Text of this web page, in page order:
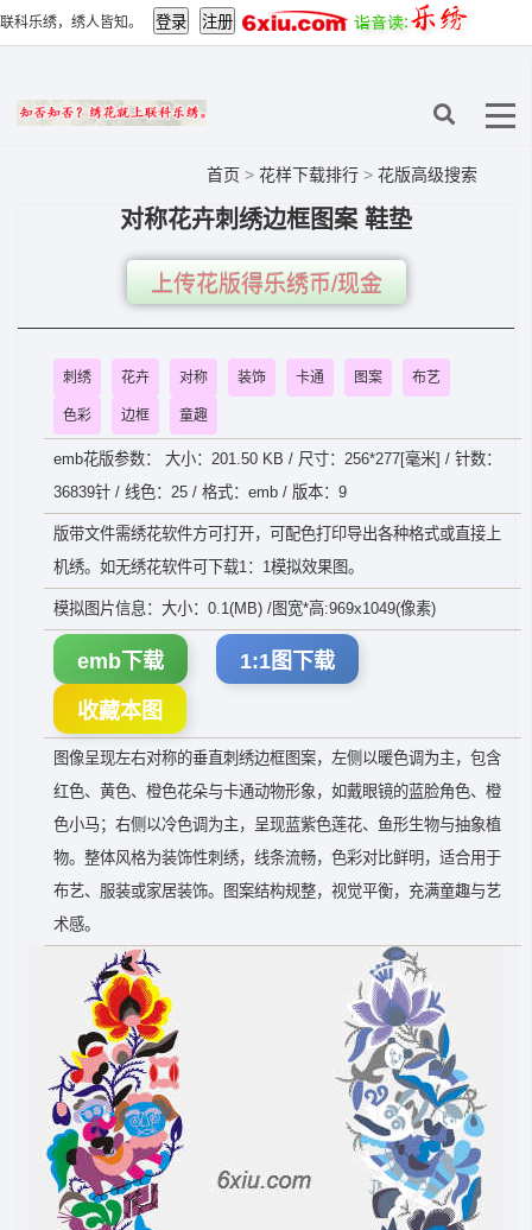
联科乐绣，绣人皆知。
首页 > 花样下载排行 > 花版高级搜索
对称花卉刺绣边框图案 鞋垫
上传花版得乐绣币/现金
刺绣 花卉 对称 装饰 卡通 图案 布艺
色彩 边框 童趣
emb花版参数： 大小：201.50 KB / 尺寸：256*277[毫米] / 针数：
36839针 / 线色：25 / 格式：emb / 版本：9
版带文件需绣花软件方可打开，可配色打印导出各种格式或直接上
机绣。如无绣花软件可下载1：1模拟效果图。
模拟图片信息：大小：0.1(MB) /图宽*高:969x1049(像素)
emb下载 1:1图下载
收藏本图
图像呈现左右对称的垂直刺绣边框图案，左侧以暖色调为主，包含
红色、黄色、橙色花朵与卡通动物形象，如戴眼镜的蓝脸角色、橙
色小马；右侧以冷色调为主，呈现蓝紫色莲花、鱼形生物与抽象植
物。整体风格为装饰性刺绣，线条流畅，色彩对比鲜明，适合用于
布艺、服装或家居装饰。图案结构规整，视觉平衡，充满童趣与艺
术感。